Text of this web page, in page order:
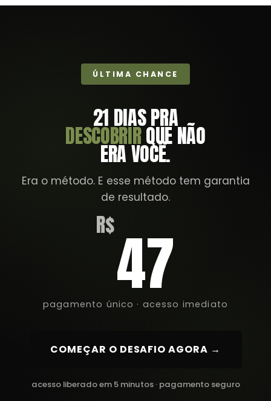
ÚLTIMA CHANCE
21 DIAS PRA
DESCOBRIRQUE NÃO
ERA VOCÊ.
Era o método. E esse método tem garantia
de resultado.
R$47
pagamento único · acesso imediato
COMEÇAR O DESAFIO AGORA →
acesso liberado em 5 minutos · pagamento seguro